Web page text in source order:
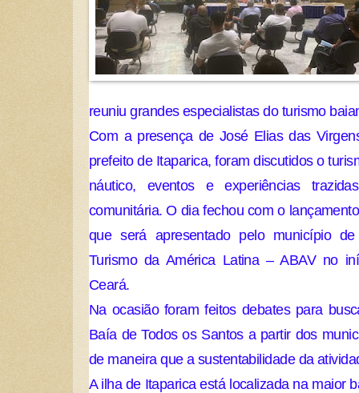
reuniu grandes especialistas do turismo
Com a presença de José Elias das
prefeito de Itaparica, foram discutidos o
náutico, eventos e experiências
comunitária. O dia fechou com o
que será apresentado pelo município
Turismo da América Latina – ABAV no
Ceará.
Na ocasião foram feitos debates para
Baía de Todos os Santos a partir dos
de maneira que a sustentabilidade da
A ilha de Itaparica está localizada na maior